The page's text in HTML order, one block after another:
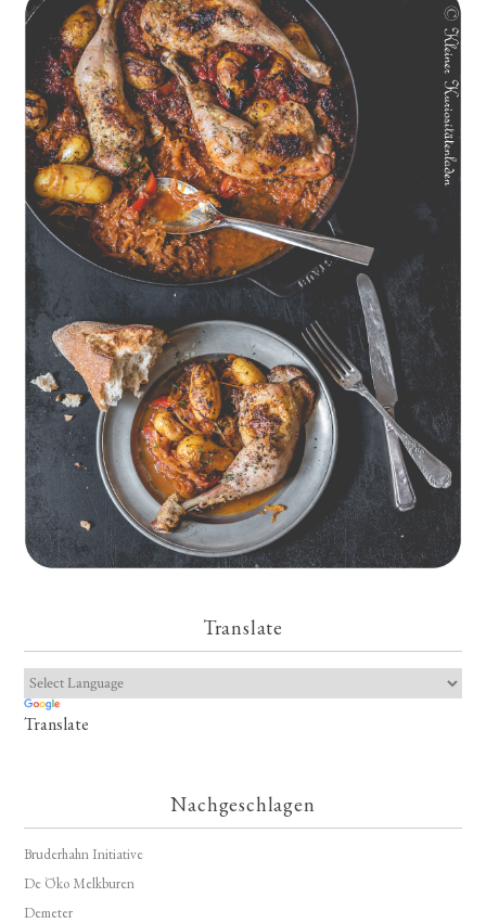
Geschmorte Hähnchenschenkel auf Paprikakraut und kleinen
Kartoffeln
Translate
Translate
Nachgeschlagen
Bruderhahn Initiative
De Öko Melkburen
Demeter